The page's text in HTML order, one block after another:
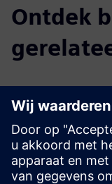
Ontdek
Windesk.fm CAFM-
Innovatie in
WindeskFM-